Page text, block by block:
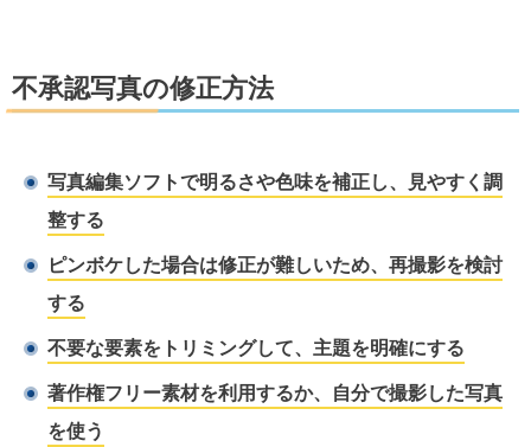
不承認写真の修正方法
写真編集ソフトで明るさや色味を補正し、見やすく調
整する
ピンボケした場合は修正が難しいため、再撮影を検討
する
不要な要素をトリミングして、主題を明確にする
著作権フリー素材を利用するか、自分で撮影した写真
を使う